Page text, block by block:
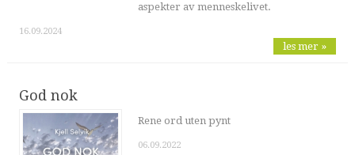
aspekter av menneskelivet.
16.09.2024
les mer »
God nok
Rene ord uten pynt
06.09.2022